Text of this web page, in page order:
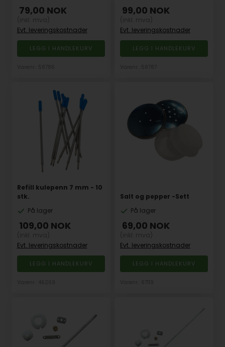
79,00 NOK
Evt. leveringskostnader
99,00 NOK
Evt. leveringskostnader
Refill kulepenn 7 mm - 10
stk.
På lager
109,00 NOK
Evt. leveringskostnader
Salt og pepper -Sett
På lager
69,00 NOK
Evt. leveringskostnader